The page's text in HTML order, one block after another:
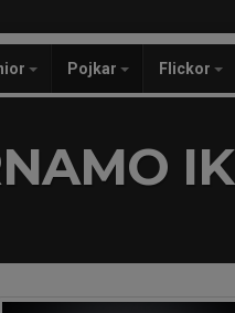
Pojkar Flickor
IK